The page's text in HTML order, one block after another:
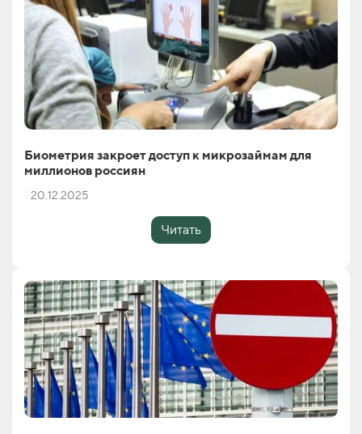
Биометрия закроет доступ к микрозаймам для
миллионов россиян
20.12.2025
Читать